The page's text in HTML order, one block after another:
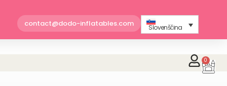
contact@dodo-inflatables.com Slovenščina
0